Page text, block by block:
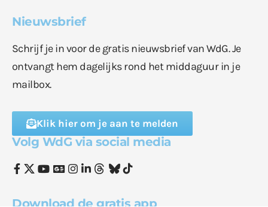
Nieuwsbrief
Schrijf je in voor de gratis nieuwsbrief van WdG. Je
ontvangt hem dagelijks rond het middaguur in je
mailbox.
Klik hier om je aan te melden
Volg WdG via social media
Download de gratis app